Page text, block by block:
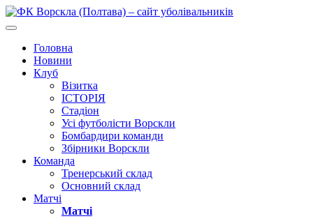
Головна
Новини
Клуб
Візитка
ІСТОРІЯ
Стадіон
Усі футболісти Ворскли
Бомбардири команди
Збірники Ворскли
Команда
Тренерський склад
Основний склад
Матчі
Матчі